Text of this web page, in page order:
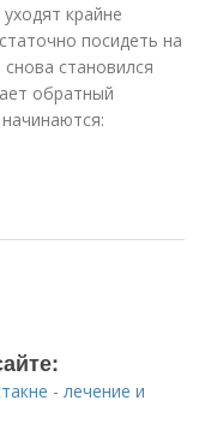
крайне
посидеть на
становился
обратный
- лечение и